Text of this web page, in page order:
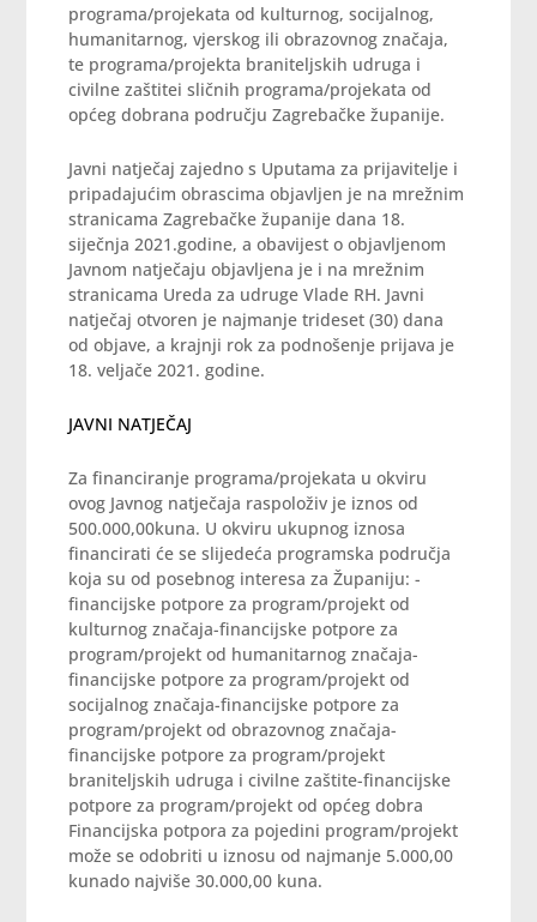
programa/projekata od kulturnog, socijalnog,
humanitarnog, vjerskog ili obrazovnog značaja,
te programa/projekta braniteljskih udruga i
civilne zaštitei sličnih programa/projekata od
općeg dobrana području Zagrebačke županije.
Javni natječaj zajedno s Uputama za prijavitelje i
pripadajućim obrascima objavljen je na mrežnim
stranicama Zagrebačke županije dana 18.
siječnja 2021.godine, a obavijest o objavljenom
Javnom natječaju objavljena je i na mrežnim
stranicama Ureda za udruge Vlade RH. Javni
natječaj otvoren je najmanje trideset (30) dana
od objave, a krajnji rok za podnošenje prijava je
18. veljače 2021. godine.
JAVNI NATJEČAJ
Za financiranje programa/projekata u okviru
ovog Javnog natječaja raspoloživ je iznos od
500.000,00kuna. U okviru ukupnog iznosa
financirati će se slijedeća programska područja
koja su od posebnog interesa za Županiju: -
financijske potpore za program/projekt od
kulturnog značaja-financijske potpore za
program/projekt od humanitarnog značaja-
financijske potpore za program/projekt od
socijalnog značaja-financijske potpore za
program/projekt od obrazovnog značaja-
financijske potpore za program/projekt
braniteljskih udruga i civilne zaštite-financijske
potpore za program/projekt od općeg dobra
Financijska potpora za pojedini program/projekt
može se odobriti u iznosu od najmanje 5.000,00
kunado najviše 30.000,00 kuna.